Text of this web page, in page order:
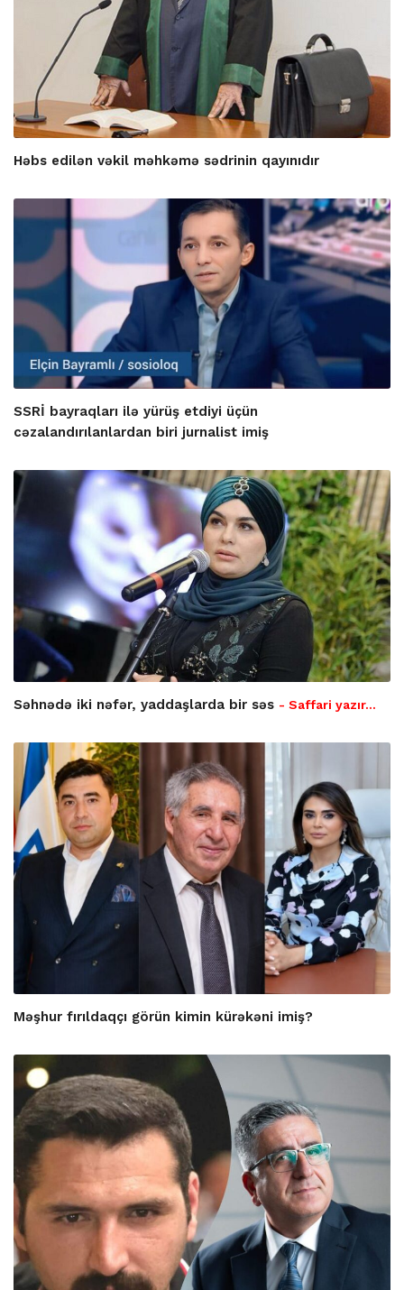
Həbs edilən vəkil məhkəmə sədrinin qayınıdır
SSRİ bayraqları ilə yürüş etdiyi üçün
cəzalandırılanlardan biri jurnalist imiş
Səhnədə iki nəfər, yaddaşlarda bir səs - Saffari yazır…
Məşhur fırıldaqçı görün kimin kürəkəni imiş?